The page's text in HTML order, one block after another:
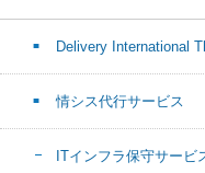
Delivery International
情シス代行サービス
ITインフラ保守サービ